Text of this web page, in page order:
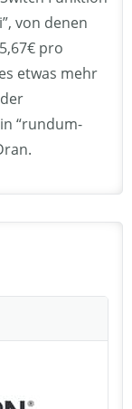
von denen
pro
etwas mehr
“rundum-